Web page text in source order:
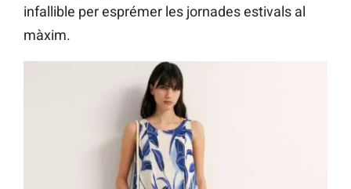
infallible per esprémer les jornades estivals al
màxim.